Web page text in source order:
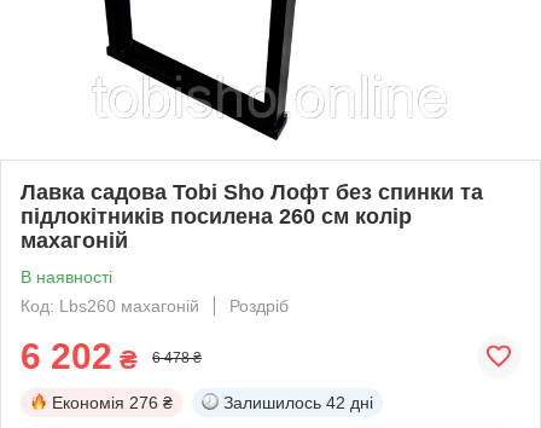
Лавка садова Tobi Sho Лофт без спинки та
підлокітників посилена 260 см колір
махагоній
В наявності
Код: Lbs260 махагоній
Роздріб
6 202 ₴ 6 478 ₴
Економія 276 ₴ Залишилось 42 дні